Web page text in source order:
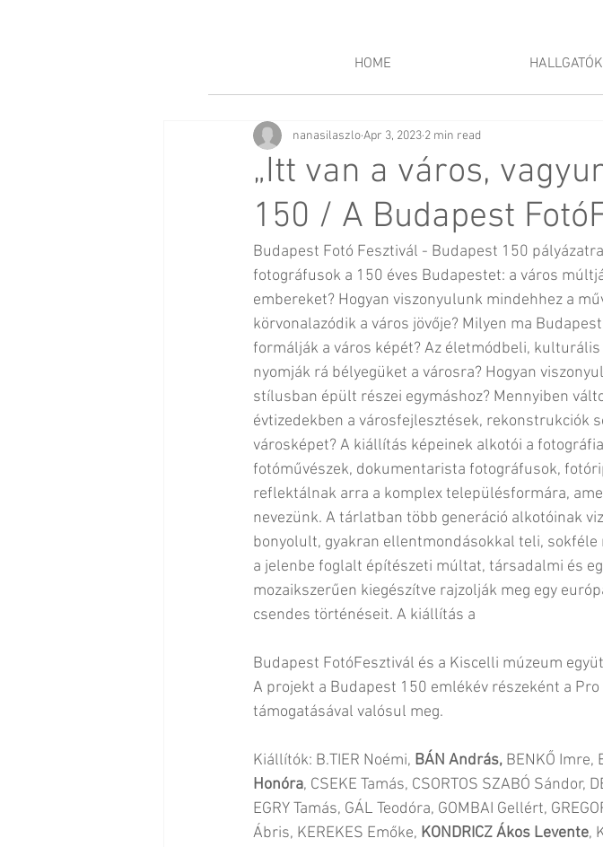
HOME
„Itt van a város,
150 / A Budapest
nanasilaszloApr 3, 2023 2 min read
Budapest Fotó Fesztivál - Budapest 150
fotográfusok a 150 éves Budapestet: a város
embereket? Hogyan viszonyulunk mindehhez a
körvonalazódik a város jövője? Milyen ma
formálják a város képét? Az életmódbeli,
nyomják rá bélyegüket a városra? Hogyan
stílusban épült részei egymáshoz? Mennyiben
évtizedekben a városfejlesztések, rekonstrukciók
városképet? A kiállítás képeinek alkotói a
fotóművészek, dokumentarista fotográfusok,
reflektálnak arra a komplex településformára,
nevezünk. A tárlatban több generáció alkotóinak
bonyolult, gyakran ellentmondásokkal teli,
a jelenbe foglalt építészeti múltat, társadalmi és
mozaikszerűen kiegészítve rajzolják meg egy
csendes történéseit. A kiállítás a
Budapest FotóFesztivál és a Kiscelli múzeum
A projekt a Budapest 150 emlékév részeként a
támogatásával valósul meg.
Kiállítók: B.TIER Noémi, BÁN András, BENKŐ Imre,
Honóra, CSEKE Tamás, CSORTOS SZABÓ Sándor,
EGRY Tamás, GÁL Teodóra, GOMBAI Gellért,
Ábris, KEREKES Emőke, KONDRICZ Ákos Levente,